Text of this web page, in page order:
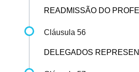
READMISSÃO DO
Cláusula 56
DELEGADOS